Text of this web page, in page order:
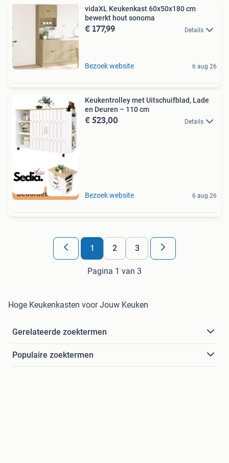
vidaXL Keukenkast 60x50x180 cm
bewerkt hout sonoma
€ 177,99 Details
Bezoek website 6 aug 26
Beoordeeld met 9+
Keukentrolley met Uitschuifblad, Lade
en Deuren – 110 cm
€ 523,00 Details
Bezoek website 6 aug 26
1 2 3
Pagina 1 van 3
Hoge Keukenkasten voor Jouw Keuken
Gerelateerde zoektermen
Populaire zoektermen